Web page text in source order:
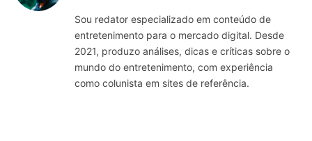
Sou redator especializado em conteúdo de
entretenimento para o mercado digital. Desde
2021, produzo análises, dicas e críticas sobre o
mundo do entretenimento, com experiência
como colunista em sites de referência.